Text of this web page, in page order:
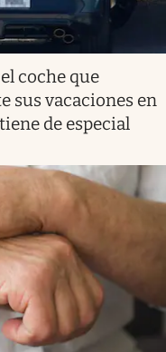
coche que
sus vacaciones en
de especial